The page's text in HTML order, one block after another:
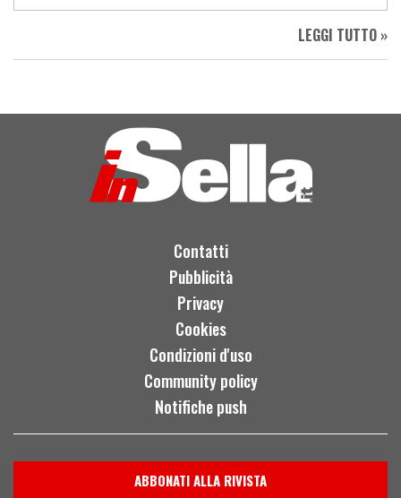
LEGGI TUTTO »
Contatti
Pubblicità
Privacy
Cookies
Condizioni d'uso
Community policy
Notifiche push
ABBONATI ALLA RIVISTA